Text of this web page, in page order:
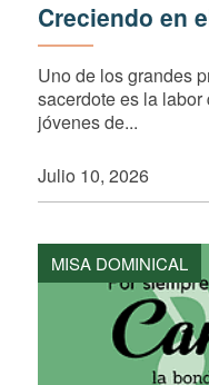
Creciendo en
Uno de los grandes
sacerdote es la
jóvenes de...
Julio 10, 2026
MISA DOMINICAL